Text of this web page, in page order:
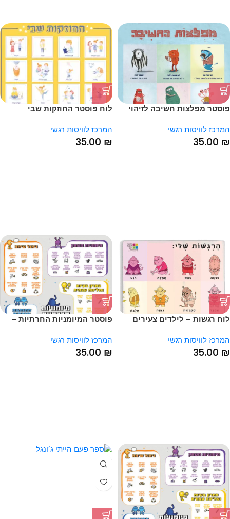
פוסטר מפלצות חשיבה לזיהוי
המרכז לוויסות רגשי
35.00 ₪
לוח פוסטר החוזקות שבי
המרכז לוויסות רגשי
35.00 ₪
לוח רגשות – לילדים צעירים
המרכז לוויסות רגשי
35.00 ₪
פוסטר המיומניות החרתיות –
גודל 43*60
המרכז לוויסות רגשי
35.00 ₪